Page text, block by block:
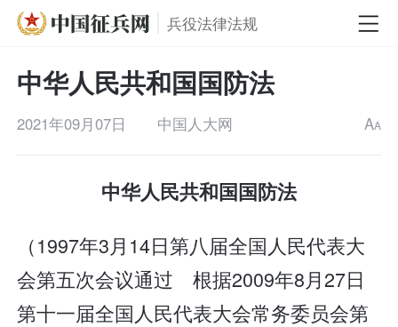
兵役法律法规
中华人民共和国国防法
2021年09月07日 中国人大网 AA
中华人民共和国国防法
（1997年3月14日第八届全国人民代表大
会第五次会议通过 根据2009年8月27日
第十一届全国人民代表大会常务委员会第